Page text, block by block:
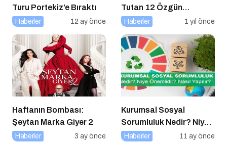
Turu Portekiz’e Bıraktı
Haberler 12 ay önce
Tutan 12 Özgün
Platform
Haberler 1 yıl önce
Haftanın Bombası:
Şeytan Marka Giyer 2
Haberler 3 ay önce
Kurumsal Sosyal
Sorumluluk Nedir? Niye
Önemlidir? Kurumsal
Haberler 11 ay önce